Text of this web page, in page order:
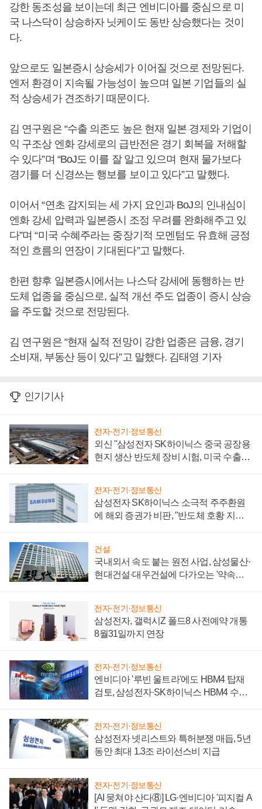
강한 동조성을 보이는데 최근 엔비디아를 중심으로 미
국 나스닥이 상승하자 닛케이도 동반 상승했다는 것이
다.
앞으로도 일본증시 상승세가 이어질 것으로 전망된다.
엔저 환경이 지속될 가능성이 높으며 일본 기업들의 실
적 상승세가 견조하기 때문이다.
김 연구원은 “수출 의존도 높은 현재 일본 경제와 기업이
익 구조상 엔화 강세로의 급반전은 경기 회복을 저해할
수 있다”며 “BoJ도 이를 잘 알고 있으며 현재 물가보다
경기를 더 신경쓰는 행보를 보이고 있다”고 말했다.
이어서 “연초 감지되는 세 가지 요인과 BoJ의 인내심이
엔화 강세 압력과 일본증시 조정 우려를 완화해주고 있
다”며 “미국 수혜주라는 중장기적 모멘텀도 유효해 긍정
적인 흐름의 연장이 기대된다”고 말했다.
한편 향후 일본증시에서는 나스닥 강세에 동행하는 반
도체 업종을 중심으로, 실적 개선 주도 업종이 증시 상승
을 주도할 것으로 전망된다.
김 연구원은 “현재 실적 전망이 강한 업종은 금융, 경기
소비재, 부동산 등이 있다”고 말했다. 김태영 기자
인기기사
전자·전기·정보통신
외신 "삼성전자 SK하이닉스 중국 공장용
현지 생산 반도체 장비 시험, 미국 수출통
전자·전기·정보통신
삼성전자 SK하이닉스 소극적 주주환원
에 해외 증권가 비판, "반도체 호황 지속
건설
국내외서 속도 붙는 원전 사업, 삼성물산·
현대건설·대우건설에 다가오는 '약속의
전자·전기·정보통신
삼성전자, 갤럭시Z 폴드8 사전예약 개통
8월31일까지 연장
전자·전기·정보통신
엔비디아 '루빈 울트라'에도 HBM4 탑재
검토, 삼성전자·SK하이닉스 HBM4 수율
전자·전기·정보통신
삼성전자 넷리스트와 특허분쟁 매듭, 5년
동안 최대 1.3조 라이선스비 지급
전자·전기·정보통신
[AI 뭉쳐야 산다⑧] LG·엔비디아 '피지컬 A